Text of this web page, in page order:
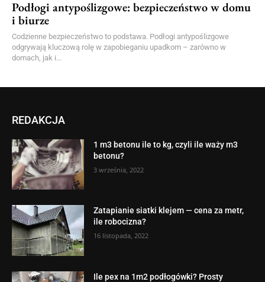
Podłogi antypoślizgowe: bezpieczeństwo w domu
i biurze
Codzienne bezpieczeństwo to podstawa. Podłogi antypoślizgowe
odgrywają kluczową rolę w zapobieganiu upadkom – zarówno w
domach, jak i...
REDAKCJA
1 m3 betonu ile to kg, czyli ile waży m3
betonu?
3 września, 2022
Zatapianie siatki klejem — cena za metr,
ile robocizna?
16 listopada, 2022
Ile pex na 1m2 podłogówki? Prosty